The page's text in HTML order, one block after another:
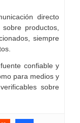
directo
productos,
siempre
confiable y
para medios y
sobre